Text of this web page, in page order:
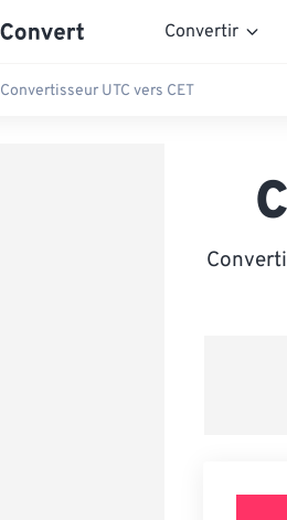
Convertir
Convertisseur UTC vers CET